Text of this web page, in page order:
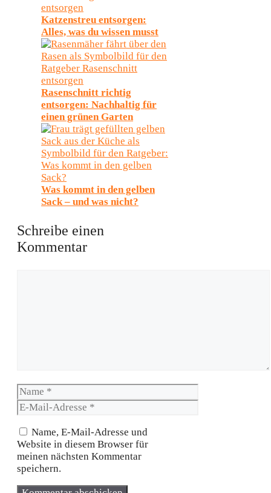
Katzenstreu entsorgen:
Alles, was du wissen musst
Rasenschnitt richtig
entsorgen: Nachhaltig für
einen grünen Garten
Was kommt in den gelben
Sack – und was nicht?
Schreibe einen
Kommentar
Name
E-
Mail-
Adresse
Name, E-Mail-Adresse und
Website in diesem Browser für
meinen nächsten Kommentar
speichern.